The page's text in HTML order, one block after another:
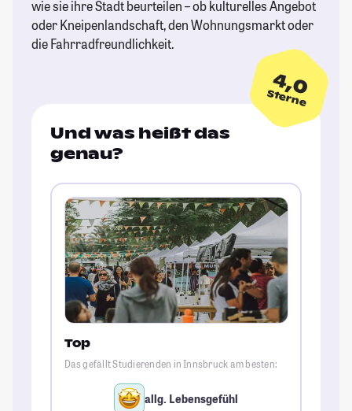
wie sie ihre Stadt beurteilen – ob kulturelles Angebot
oder Kneipenlandschaft, den Wohnungsmarkt oder
die Fahrradfreundlichkeit.
4,0
Sterne
Und was heißt das
genau?
Top
Das gefällt Studierenden in Innsbruck am besten:
allg. Lebensgefühl